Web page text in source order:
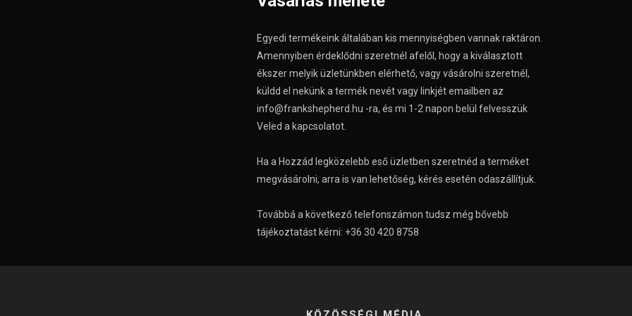
Egyedi termékeink általában kis mennyiségben vannak raktáron.
Amennyiben érdeklődni szeretnél afelől, hogy a kiválasztott
ékszer melyik üzletünkben elérhető, vagy vásárolni szeretnél,
küldd el nekünk a termék nevét vagy linkjét emailben az
info@frankshepherd.hu -ra, és mi 1-2 napon belül felvesszük
Veled a kapcsolatot.
Ha a Hozzád legközelebb eső üzletben szeretnéd a terméket
megvásárolni, arra is van lehetőség, kérés esetén odaszállítjuk.
Továbbá a következő telefonszámon tudsz még bővebb
tájékoztatást kérni: +36 30 420 8758